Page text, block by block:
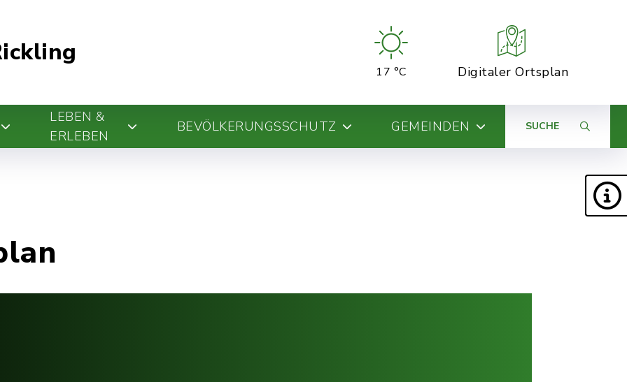
17 °C Digitaler Ortsplan
LEBEN &
ERLEBEN
BEVÖLKERUNGSSCHUTZ GEMEINDEN SUCHE